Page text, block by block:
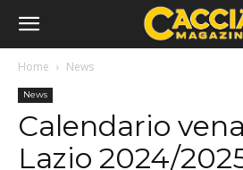
Home News
News
Calendario
Lazio 2024/